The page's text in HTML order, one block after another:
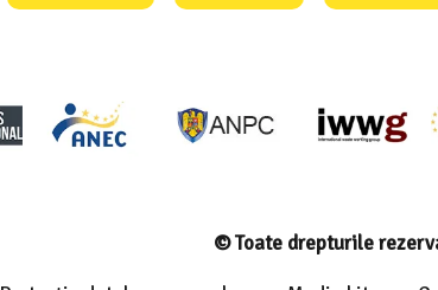
© Toate drepturile